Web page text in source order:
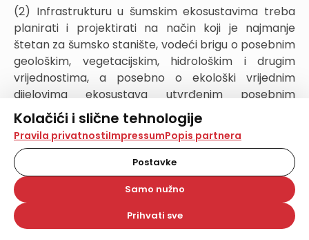
Kolačići i slične tehnologije
Na našoj web stranici koristimo kolačiće i slične
tehnologije za pohranu, čitanje i obradu informacija na
vašem uređaju. Time poboljšavamo korisničko iskustvo,
analiziramo promet na stranici te prikazujemo sadržaje i
oglase koji vas zanimaju. Korisnički profili mogu se kreirati
na više web stranica i uređaja u tu svrhu. Naši partneri
također koriste ove tehnologije.
Odabirom opcije „Samo nužno“ prihvaćate samo one
Pravila privatnostiImpressumPopis partnera
Postavke
Samo nužno
Prihvati sve
(2) Infrastrukturu u šumskim ekosustavima treba
planirati i projektirati na način koji je najmanje
štetan za šumsko stanište, vodeći brigu o posebnim
geološkim, vegetacijskim, hidrološkim i drugim
vrijed­nostima, a posebno o ekološki vrijednim
dijelovima ekosustava utvrđenim posebnim
propisima (zaštićena područja, ekološka mreža,
ugroženi i rijetki stanišni tipovi, migratorni koridori
rijetkih, osjetljivih ili ugroženih vrsta).
Provedba sveeuropskih kriterija i uvažavanje
općeg interesa
Članak 11.